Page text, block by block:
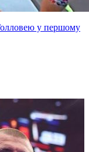
у першому